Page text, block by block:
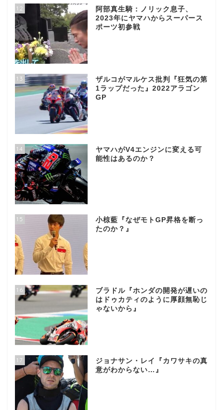
12
阿部真生騎：ノリック息子、
2023年にヤマハからスーパース
ポーツ初参戦
13
ザルコがマルケス批判『狂気の第
1ラップだった』2022アラゴン
GP
14
ヤマハがV4エンジンに変える可
能性はあるのか？
15
小椋藍『なぜモトGP昇格を断っ
たのか？』
16
ブラドル『ホンダの開発が遅いの
はドゥカティのように厚顔無恥じ
ゃないから』
17
ジョナサン・レイ『カワサキの真
意がわからない…』